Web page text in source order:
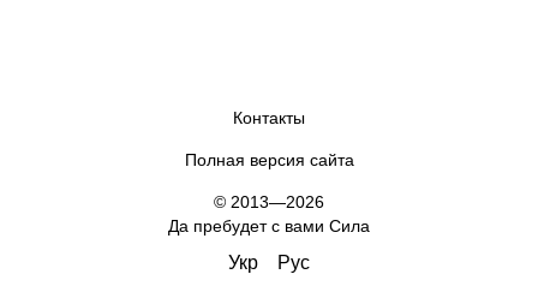
Контакты
Полная версия сайта
© 2013—2026
Да пребудет с вами Сила
Укр Рус